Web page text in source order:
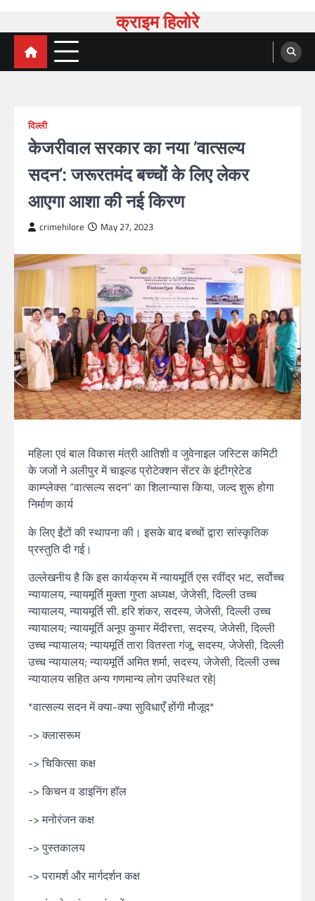
क्राइम हिलोरे
दिल्ली
केजरीवाल सरकार का नया ’वात्सल्य
सदन’: जरूरतमंद बच्चों के लिए लेकर
आएगा आशा की नई किरण
crimehilore May 27, 2023
महिला एवं बाल विकास मंत्री आतिशी व जुवेनाइल जस्टिस कमिटी
के जजों ने अलीपुर में चाइल्ड प्रोटेक्शन सेंटर के इंटीग्रेटेड
काम्प्लेक्स “वात्सल्य सदन” का शिलान्यास किया, जल्द शुरू होगा
निर्माण कार्य
के लिए ईंटों की स्थापना की। इसके बाद बच्चों द्वारा सांस्कृतिक
प्रस्तुति दी गई।
उल्लेखनीय है कि इस कार्यक्रम में न्यायमूर्ति एस रवींद्र भट, सर्वोच्च
न्यायालय, न्यायमूर्ति मुक्ता गुप्ता अध्यक्ष, जेजेसी, दिल्ली उच्च
न्यायालय, न्यायमूर्ति सी. हरि शंकर, सदस्य, जेजेसी, दिल्ली उच्च
न्यायालय; न्यायमूर्ति अनूप कुमार मेंदीरत्ता, सदस्य, जेजेसी, दिल्ली
उच्च न्यायालय; न्यायमूर्ति तारा वितस्ता गंजू, सदस्य, जेजेसी, दिल्ली
उच्च न्यायालय; न्यायमूर्ति अमित शर्मा, सदस्य, जेजेसी, दिल्ली उच्च
न्यायालय सहित अन्य गणमान्य लोग उपस्थित रहे|
*वात्सल्य सदन में क्या-क्या सुविधाएँ होंगी मौजूद*
-> क्लासरूम
-> चिकित्सा कक्ष
-> किचन व डाइनिंग हॉल
-> मनोरंजन कक्ष
-> पुस्तकालय
-> परामर्श और मार्गदर्शन कक्ष